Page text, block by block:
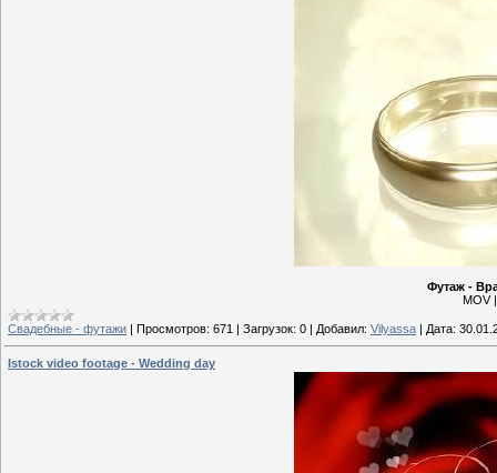
Футаж -
MOV
Свадебные - футажи | Просмотров: 671 | Загрузок: 0 | Добавил: Vilyassa | Дата:
Istock video footage - Wedding day